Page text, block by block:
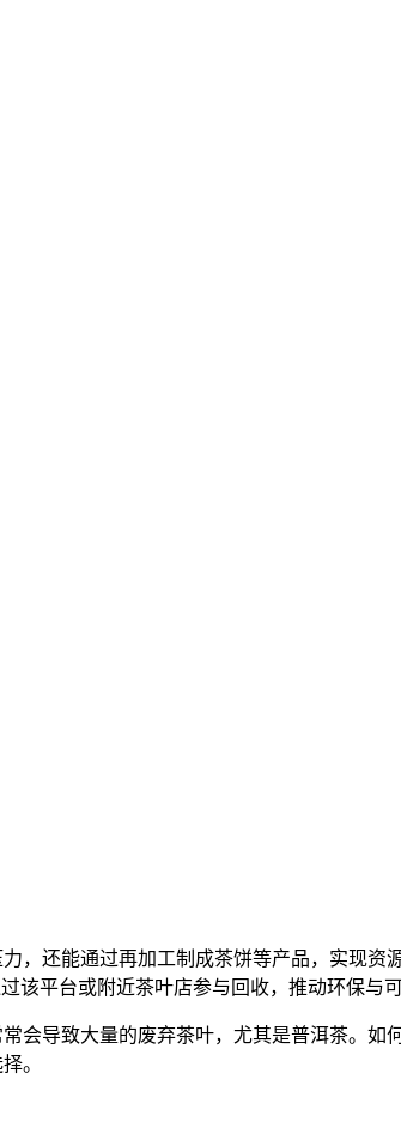
，还能通过再加工制成茶饼等产品，实现资
该平台或附近茶叶店参与回收，推动环保与可
会导致大量的废弃茶叶，尤其是普洱茶。如
。